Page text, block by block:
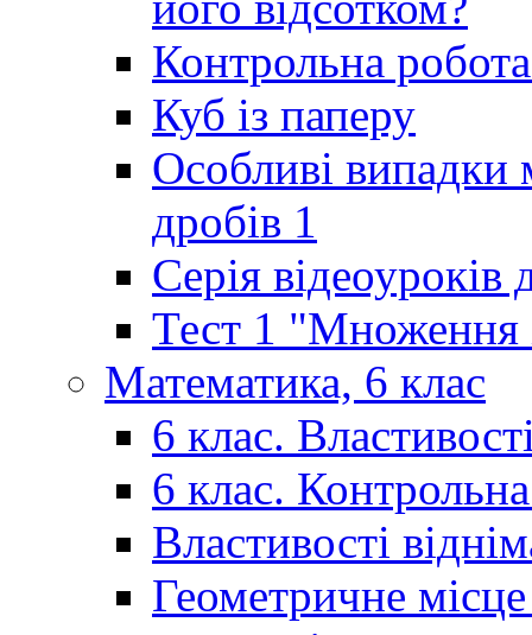
Контрольна
Куб із паперу
Особливі випадки
дробів 1
Серія відеоуроків
Тест 1 "Множення
Математика, 6 клас
6 клас.
6 клас.
Властивості
Геометричне